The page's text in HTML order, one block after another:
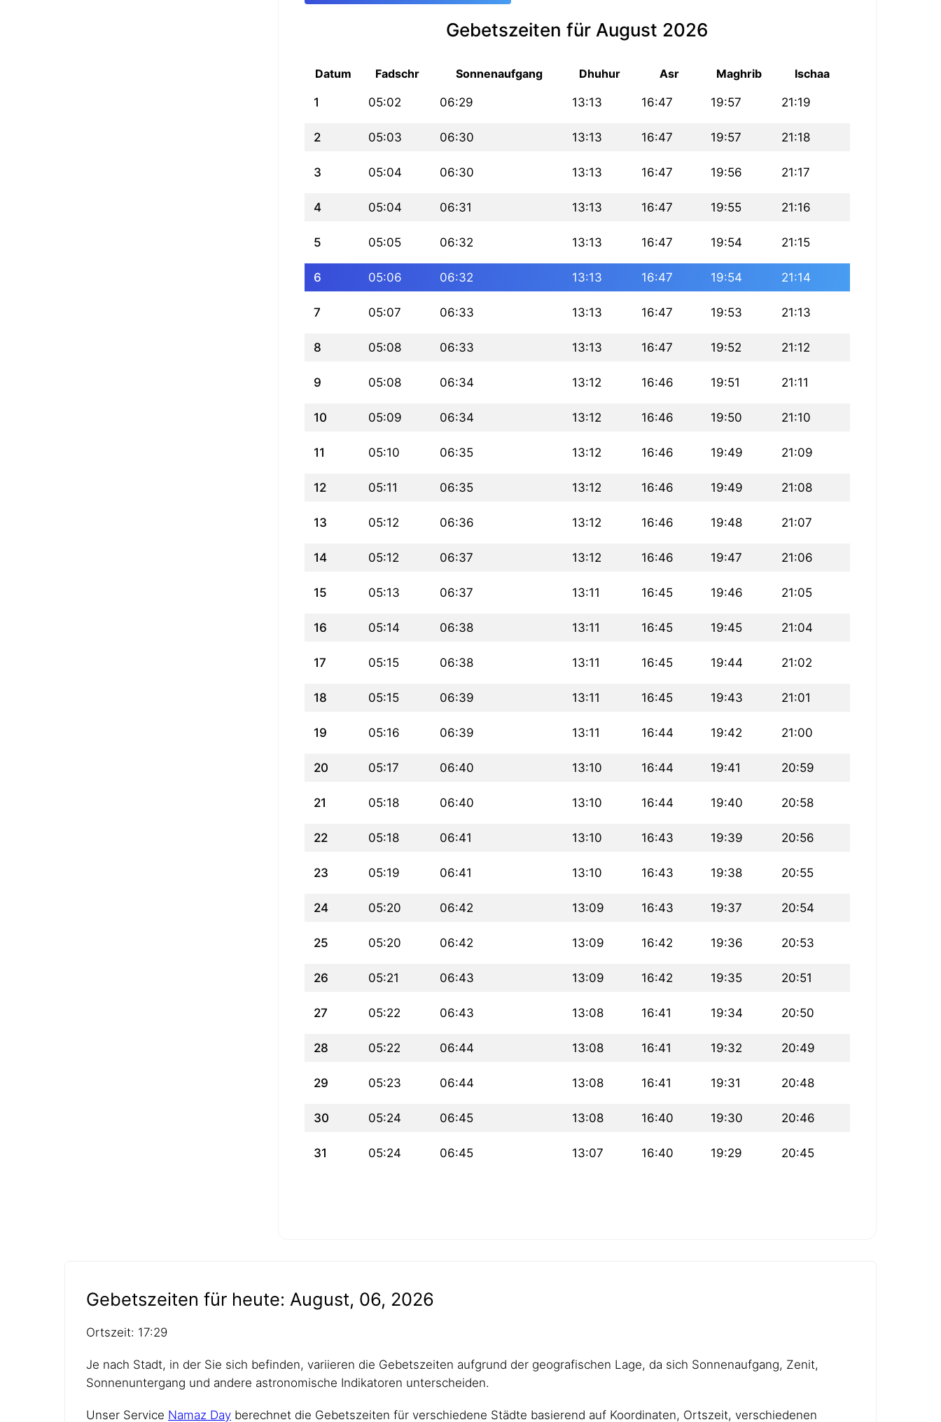
Gebetszeiten für August 2026
Datum Fadschr Sonnenaufgang Dhuhur Asr Maghrib Ischaa
1 05:02 06:29 13:13 16:47 19:57 21:19
2 05:03 06:30 13:13 16:47 19:57 21:18
3 05:04 06:30 13:13 16:47 19:56 21:17
4 05:04 06:31 13:13 16:47 19:55 21:16
5 05:05 06:32 13:13 16:47 19:54 21:15
6 05:06 06:32 13:13 16:47 19:54 21:14
7 05:07 06:33 13:13 16:47 19:53 21:13
8 05:08 06:33 13:13 16:47 19:52 21:12
9 05:08 06:34 13:12 16:46 19:51 21:11
10 05:09 06:34 13:12 16:46 19:50 21:10
11 05:10 06:35 13:12 16:46 19:49 21:09
12 05:11 06:35 13:12 16:46 19:49 21:08
13 05:12 06:36 13:12 16:46 19:48 21:07
14 05:12 06:37 13:12 16:46 19:47 21:06
15 05:13 06:37 13:11 16:45 19:46 21:05
16 05:14 06:38 13:11 16:45 19:45 21:04
17 05:15 06:38 13:11 16:45 19:44 21:02
18 05:15 06:39 13:11 16:45 19:43 21:01
19 05:16 06:39 13:11 16:44 19:42 21:00
20 05:17 06:40 13:10 16:44 19:41 20:59
21 05:18 06:40 13:10 16:44 19:40 20:58
22 05:18 06:41 13:10 16:43 19:39 20:56
23 05:19 06:41 13:10 16:43 19:38 20:55
24 05:20 06:42 13:09 16:43 19:37 20:54
25 05:20 06:42 13:09 16:42 19:36 20:53
26 05:21 06:43 13:09 16:42 19:35 20:51
27 05:22 06:43 13:08 16:41 19:34 20:50
28 05:22 06:44 13:08 16:41 19:32 20:49
29 05:23 06:44 13:08 16:41 19:31 20:48
30 05:24 06:45 13:08 16:40 19:30 20:46
31 05:24 06:45 13:07 16:40 19:29 20:45
Gebetszeiten für heute: August, 06, 2026
Ortszeit: 17:29
Je nach Stadt, in der Sie sich befinden, variieren die Gebetszeiten aufgrund der geografischen Lage, da sich Sonnenaufgang, Zenit,
Sonnenuntergang und andere astronomische Indikatoren unterscheiden.
Unser Service Namaz Day berechnet die Gebetszeiten für verschiedene Städte basierend auf Koordinaten, Ortszeit, verschiedenen